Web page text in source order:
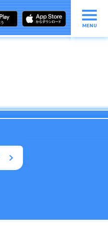
MENU